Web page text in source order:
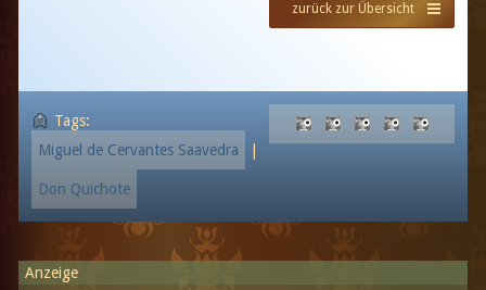
zurück zur Übersicht
Tags:
Miguel de Cervantes Saavedra
Don Quichote
Anzeige